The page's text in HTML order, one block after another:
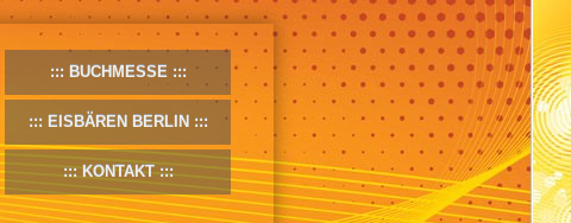
BUCHMESSE
EISBÄREN BERLIN
KONTAKT